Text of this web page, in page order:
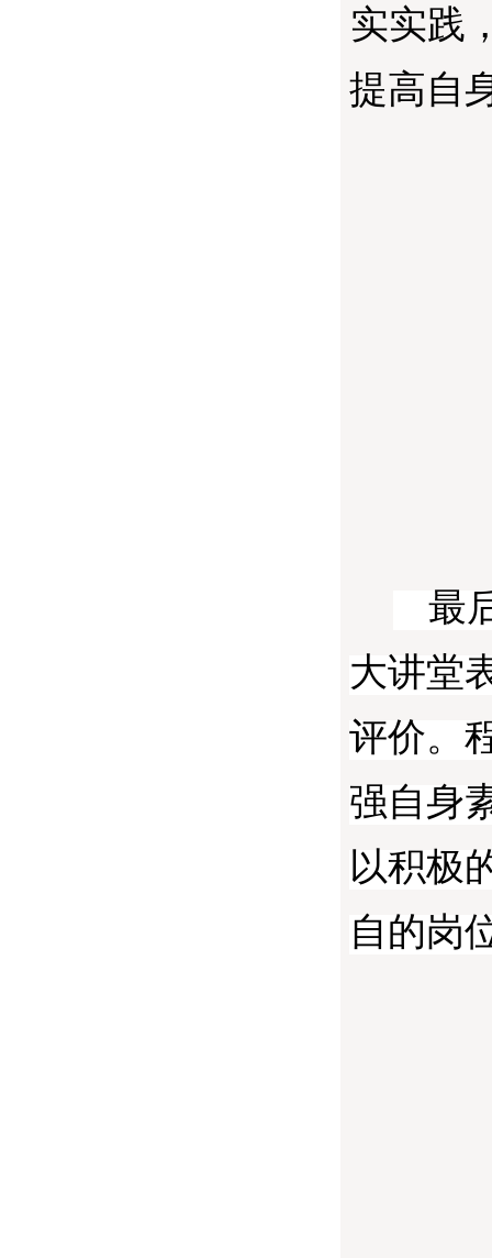
实实践
提高自
最
大讲堂
评价。
强自身
以积极
自的岗